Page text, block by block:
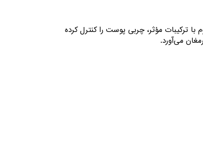
ترکیبات مؤثر، چربی پوست را کنترل کرده
می‌آورد.